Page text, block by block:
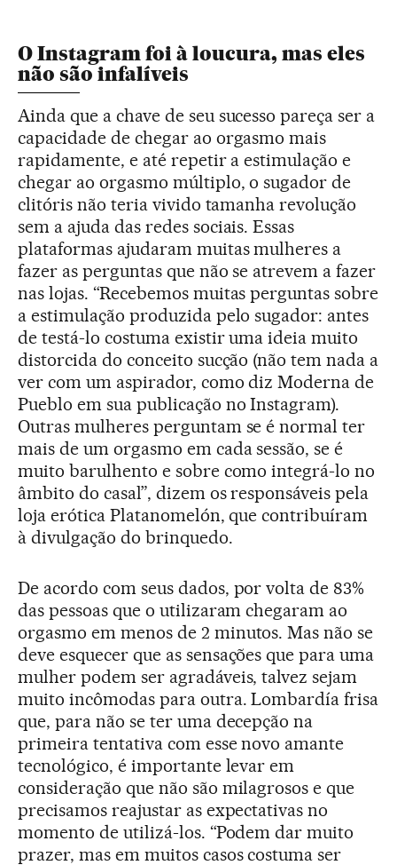
O Instagram foi à loucura, mas eles
não são infalíveis
Ainda que a chave de seu sucesso pareça ser a
capacidade de chegar ao orgasmo mais
rapidamente, e até repetir a estimulação e
chegar ao orgasmo múltiplo, o sugador de
clitóris não teria vivido tamanha revolução
sem a ajuda das redes sociais. Essas
plataformas ajudaram muitas mulheres a
fazer as perguntas que não se atrevem a fazer
nas lojas. “Recebemos muitas perguntas sobre
a estimulação produzida pelo sugador: antes
de testá-lo costuma existir uma ideia muito
distorcida do conceito sucção (não tem nada a
ver com um aspirador, como diz Moderna de
Pueblo em sua publicação no Instagram).
Outras mulheres perguntam se é normal ter
mais de um orgasmo em cada sessão, se é
muito barulhento e sobre como integrá-lo no
âmbito do casal”, dizem os responsáveis pela
loja erótica Platanomelón, que contribuíram
à divulgação do brinquedo.
De acordo com seus dados, por volta de 83%
das pessoas que o utilizaram chegaram ao
orgasmo em menos de 2 minutos. Mas não se
deve esquecer que as sensações que para uma
mulher podem ser agradáveis, talvez sejam
muito incômodas para outra. Lombardía frisa
que, para não se ter uma decepção na
primeira tentativa com esse novo amante
tecnológico, é importante levar em
consideração que não são milagrosos e que
precisamos reajustar as expectativas no
momento de utilizá-los. “Podem dar muito
prazer, mas em muitos casos costuma ser